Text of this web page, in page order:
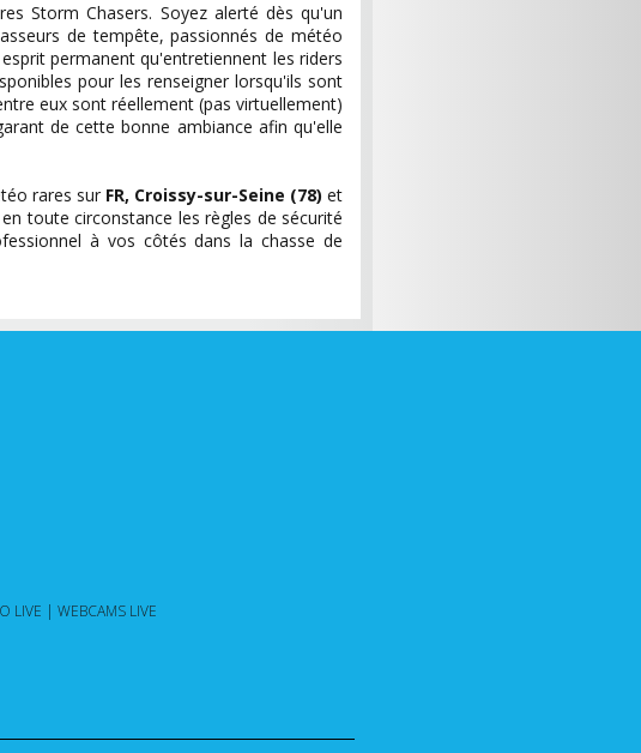
Storm Chasers. Soyez alerté dès qu'un
de tempête, passionnés de météo
permanent qu'entretiennent les riders
pour les renseigner lorsqu'ils sont
eux sont réellement (pas virtuellement)
de cette bonne ambiance afin qu'elle
rares sur FR, Croissy-sur-Seine (78) et
toute circonstance les règles de sécurité
à vos côtés dans la chasse de
LIVE WEBCAMS LIVE